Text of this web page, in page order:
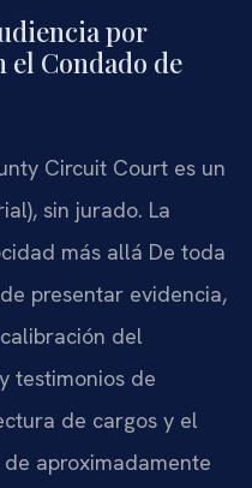
por
Condado de
Circuit Court es un
sin jurado. La
más allá De toda
presentar evidencia,
del
testimonios de
de cargos y el
aproximadamente